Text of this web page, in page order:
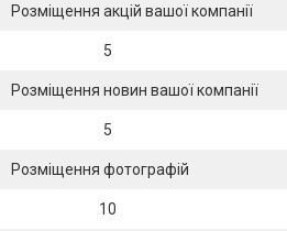
Розміщення акцій вашої компанії
5
Розміщення новин вашої компанії
5
Розміщення фотографій
10